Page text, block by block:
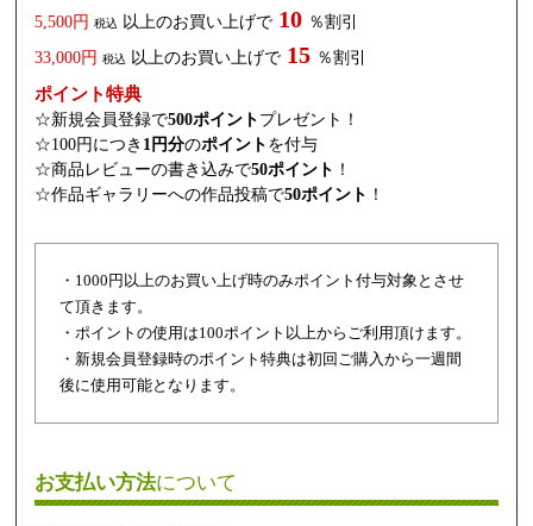
5,500円 税込 以上のお買い上げで 10 ％割引
33,000円 税込 以上のお買い上げで 15 ％割引
ポイント特典
☆新規会員登録で500ポイント プレゼント！
☆100円につき 1円分のポイント を付与
☆商品レビューの書き込みで50ポイント ！
☆作品ギャラリーへの作品投稿で50ポイント ！
・1000円以上のお買い上げ時のみポイント付与対象とさせ
て頂きます。
・ポイントの使用は100ポイント以上からご利用頂けます。
・新規会員登録時のポイント特典は初回ご購入から一週間
後に使用可能となります。
お支払い方法について